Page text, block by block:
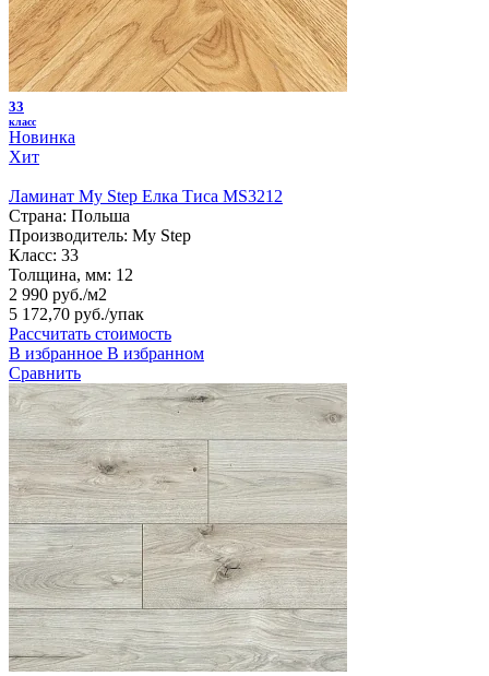
33
класс
Новинка
Хит
Ламинат My Step Елка Тиса MS3212
Страна: Польша
Производитель: My Step
Класс: 33
Толщина, мм: 12
2 990 руб./м2
5 172,70 руб./упак
Рассчитать стоимость
В избранное В избранном
Сравнить